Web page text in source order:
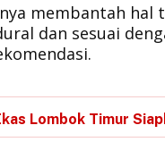
membantah
dan sesuai
Lombok Timur